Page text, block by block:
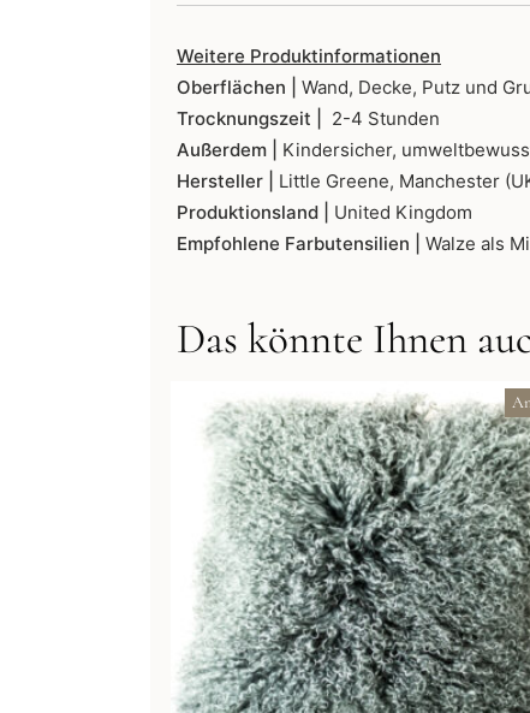
Weitere Produktinformationen
Oberflächen | Wand, Decke, Putz und
Trocknungszeit |
2-4 Stunden
Außerdem | Kindersicher,
Hersteller | Little Greene, Manchester
Produktionsland | United Kingdom
Empfohlene Farbutensilien | Walze als
Das könnte Ihnen